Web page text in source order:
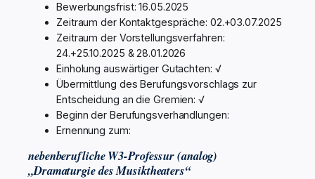
Bewerbungsfrist: 16.05.2025
Zeitraum der Kontaktgespräche: 02.+03.07.2025
Zeitraum der Vorstellungsverfahren:
24.+25.10.2025 & 28.01.2026
Einholung auswärtiger Gutachten: √
Übermittlung des Berufungsvorschlags zur
Entscheidung an die Gremien: √
Beginn der Berufungsverhandlungen:
Ernennung zum:
nebenberufliche W3-Professur (analog)
„Dramaturgie des Musiktheaters“